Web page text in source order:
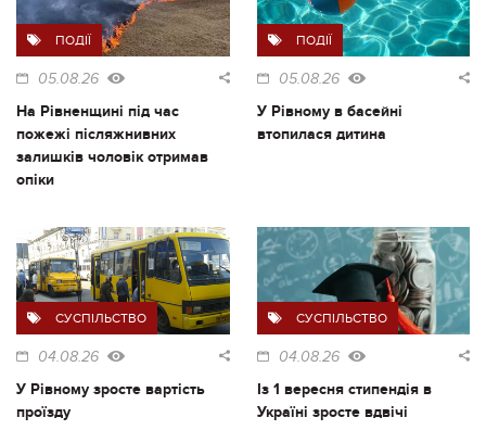
ПОДІЇ
05.08.26
На Рівненщині під час
пожежі післяжнивних
залишків чоловік отримав
опіки
ПОДІЇ
05.08.26
У Рівному в басейні
втопилася дитина
СУСПІЛЬСТВО
04.08.26
У Рівному зросте вартість
проїзду
СУСПІЛЬСТВО
04.08.26
Із 1 вересня стипендія в
Україні зросте вдвічі